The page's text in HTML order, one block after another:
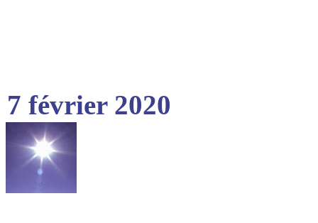
7 février 2020